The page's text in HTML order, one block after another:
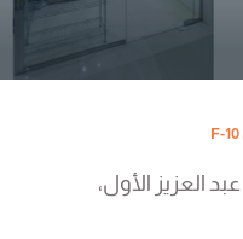
الملك عبد العزيز الأول،